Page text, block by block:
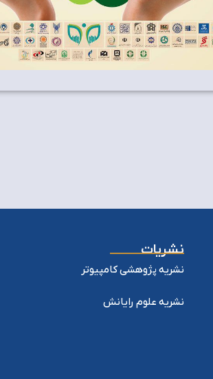
نشریات
نشریه پژوهشی کامپیوتر
نشریه علوم رایانش